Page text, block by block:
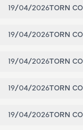
19/04/2026TORN
19/04/2026TORN
19/04/2026TORN
19/04/2026TORN
19/04/2026TORN